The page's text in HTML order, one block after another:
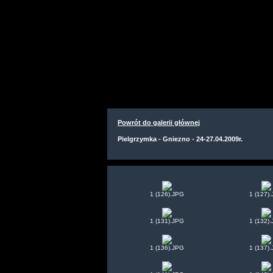
Powrót do galerii głównej
Pielgrzymka - Gniezno - 24-27.04.2009r.
1 (126).JPG 1
1 (131).JPG 1
1 (136).JPG 1